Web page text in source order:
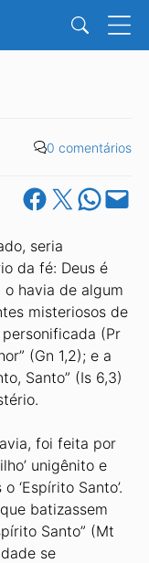
0 comentários
Share on Facebook
Share on X Share on
Email this
seria
da fé: Deus é
havia de algum
misteriosos de
(Pr
(Gn 1,2); e a
Santo” (Is 6,3)
foi feita por
unigênito e
‘Espírito Santo’.
batizassem
Santo” (Mt
se